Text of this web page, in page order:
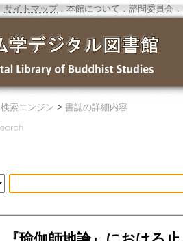
サイトマップ．本館について ． 諮問委員会 ．
検索エンジン > 書誌の詳細内容